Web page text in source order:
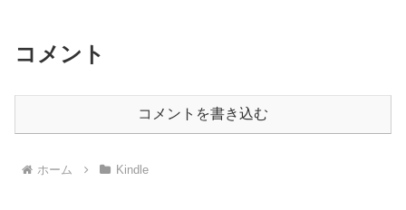
コメント
コメントを書き込む
ホーム Kindle